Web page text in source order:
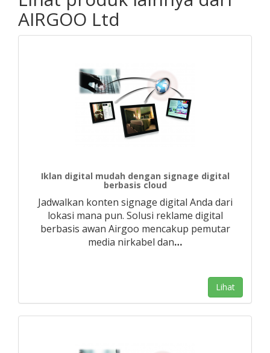
AIRGOO Ltd
Iklan digital mudah dengan signage digital
berbasis cloud
Jadwalkan konten signage digital Anda dari
lokasi mana pun. Solusi reklame digital
berbasis awan Airgoo mencakup pemutar
media nirkabel dan…
Lihat